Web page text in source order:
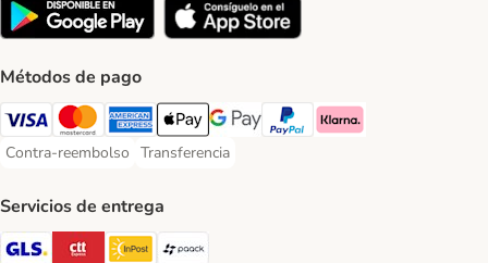
Métodos de pago
Visa Payment Method
Mastercard Payment Method
American Express Payment Method
Apple Pay Payment Method
Google Pay Payment Method
PayPal Payment Method
Klarna Payment Method
Contra-reembolso
Contra-reembolso Payment Method
Transferencia
Transferencia Payment Method
Servicios de entrega
GLS Shipping Method
CTTExpress Shipping Method
InPost Shipping Method